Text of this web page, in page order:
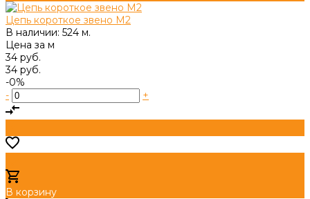
Цепь короткое звено М2
В наличии: 524 м.
Цена за м
34 руб.
34 руб.
-0%
-
+
В корзину